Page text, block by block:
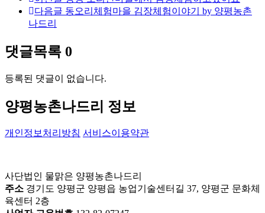
다음글 동오리체험마을 김장체험이야기 by 양평농촌
나드리
댓글목록 0
등록된 댓글이 없습니다.
양평농촌나드리 정보
개인정보처리방침 서비스이용약관
사단법인 물맑은 양평농촌나드리
주소 경기도 양평군 양평읍 농업기술센터길 37, 양평군 문화체
육센터 2층